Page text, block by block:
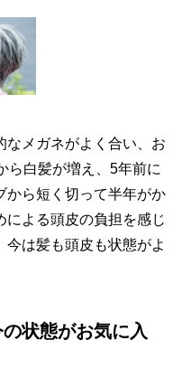
なメガネがよく合い、お
ら白髪が増え、5年前に
から短く切って半年がか
による頭皮の負担を感じ
は髪も頭皮も状態がよ
状態がお気に入